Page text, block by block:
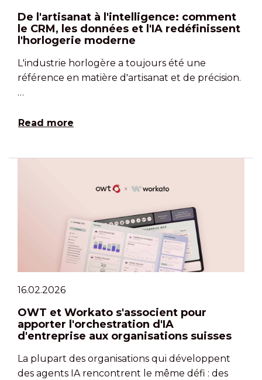
De l'artisanat à l'intelligence: comment
le CRM, les données et l'IA redéfinissent
l'horlogerie moderne
L'industrie horlogère a toujours été une
référence en matière d'artisanat et de précision.
…
Read more
16.02.2026
OWT et Workato s'associent pour
apporter l'orchestration d'IA
d'entreprise aux organisations suisses
La plupart des organisations qui développent
des agents IA rencontrent le même défi : des